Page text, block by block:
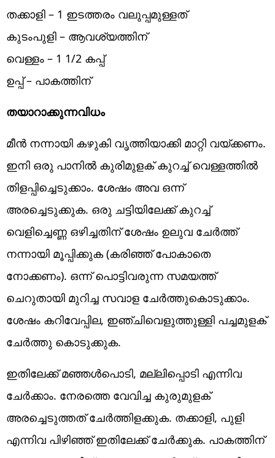
തക്കാളി – 1 ഇടത്തരം വലുപ്പമുള്ളത്
കുടംപുളി – ആവശ്യത്തിന്
വെള്ളം – 1 1/2 കപ്പ്‌
ഉപ്പ് – പാകത്തിന്
തയാറാക്കുന്നവിധം
മീൻ നന്നായി കഴുകി വൃത്തിയാക്കി മാറ്റി വയ്ക്കണം.
ഇനി ഒരു പാനിൽ കുരിമുളക് കുറച്ച് വെള്ളത്തിൽ
തിളപ്പിച്ചെടുക്കാം. ശേഷം അവ ഒന്ന്
അരച്ചെടുക്കുക. ഒരു ചട്ടിയിലേക്ക് കുറച്ച്
വെളിച്ചെണ്ണ ഒഴിച്ചതിന് ശേഷം ഉലുവ ചേർത്ത്
നന്നായി മൂപ്പിക്കുക (കരിഞ്ഞ് പോകാതെ
നോക്കണം). ഒന്ന് പൊട്ടിവരുന്ന സമയത്ത്
ചെറുതായി മുറിച്ച സവാള ചേർത്തുകൊടുക്കാം.
ശേഷം കറിവേപ്പില, ഇഞ്ചിവെളുത്തുള്ളി പച്ചമുളക്
ചേർത്തു കൊടുക്കുക.
ഇതിലേക്ക് മഞ്ഞൾപൊടി, മല്ലിപ്പൊടി എന്നിവ
ചേർക്കാം. നേരത്തെ വേവിച്ച കുരുമുളക്
അരച്ചെടുത്തത് ചേർത്തിളക്കുക. തക്കാളി, പുളി
എന്നിവ പിഴിഞ്ഞ് ഇതിലേക്ക് ചേർക്കുക. പാകത്തിന്